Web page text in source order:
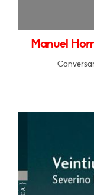
Manuel